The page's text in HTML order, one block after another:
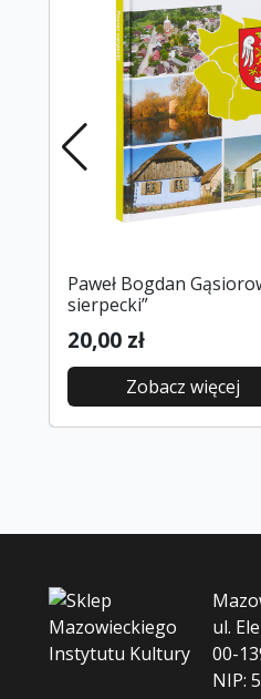
Paweł Bogdan
sierpecki”
20,00 zł
Zobacz więcej
ul.
00-
NIP: